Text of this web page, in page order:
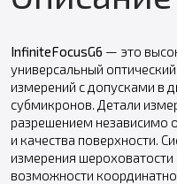
InfiniteFocusG6 — это
универсальный
измерений с допусками в
субмикронов. Детали
разрешением независимо
и качества поверхности.
измерения шероховатости
возможности